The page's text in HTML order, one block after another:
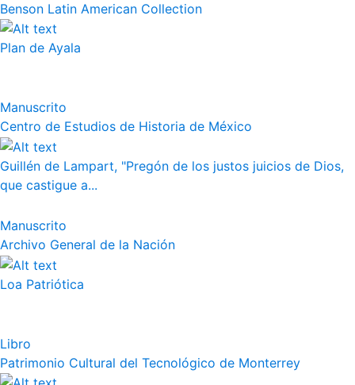
Benson Latin American Collection
Plan de Ayala
Manuscrito
Centro de Estudios de Historia de México
Guillén de Lampart, "Pregón de los justos juicios de Dios,
que castigue a...
Manuscrito
Archivo General de la Nación
Loa Patriótica
Libro
Patrimonio Cultural del Tecnológico de Monterrey